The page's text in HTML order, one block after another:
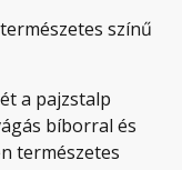
színű
a pajzstalp
bíborral és
természetes